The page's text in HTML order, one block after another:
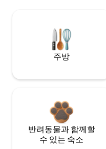
주방
반려동물과 함께할
수 있는 숙소